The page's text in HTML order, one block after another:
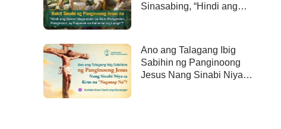
Sinasabing, “Hindi ang
ng langit”?
Ano ang Talagang Ibig
Sabihin ng Panginoong
Jesus Nang Sinabi Niya